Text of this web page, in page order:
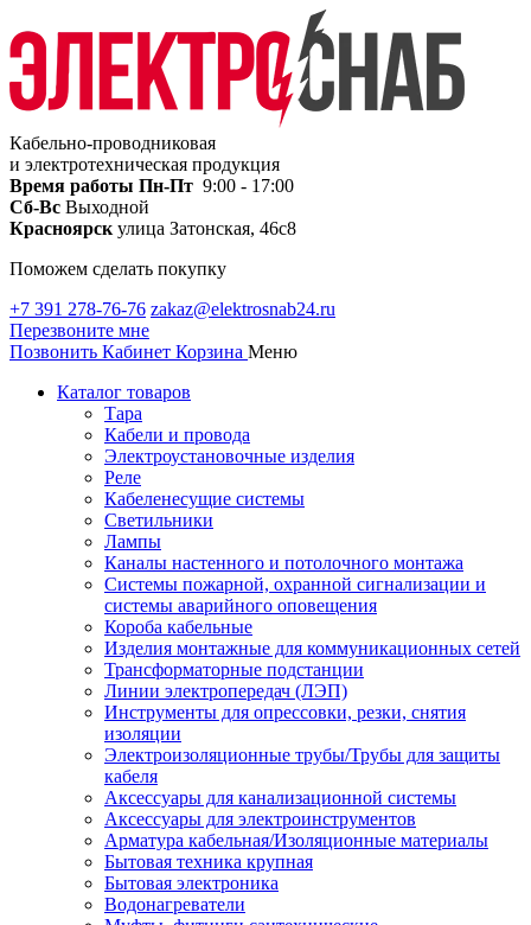
Кабельно-проводниковая
и электротехническая продукция
Время работы Пн-Пт 9:00 - 17:00
Сб-Вс Выходной
Красноярск улица Затонская, 46с8
Поможем сделать покупку
+7 391 278-76-76 zakaz@elektrosnab24.ru
Перезвоните мне
Позвонить Кабинет Корзина Меню
Каталог товаров
Тара
Кабели и провода
Электроустановочные изделия
Реле
Кабеленесущие системы
Светильники
Лампы
Каналы настенного и потолочного монтажа
Системы пожарной, охранной сигнализации и
системы аварийного оповещения
Короба кабельные
Изделия монтажные для коммуникационных сетей
Трансформаторные подстанции
Линии электропередач (ЛЭП)
Инструменты для опрессовки, резки, снятия
изоляции
Электроизоляционные трубы/Трубы для защиты
кабеля
Аксессуары для канализационной системы
Аксессуары для электроинструментов
Арматура кабельная/Изоляционные материалы
Бытовая техника крупная
Бытовая электроника
Водонагреватели